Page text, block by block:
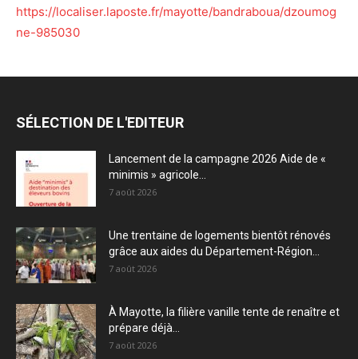
https://localiser.laposte.fr/mayotte/bandraboua/dzoumog
ne-985030
SÉLECTION DE L'EDITEUR
Lancement de la campagne 2026 Aide de «
minimis » agricole...
7 août 2026
Une trentaine de logements bientôt rénovés
grâce aux aides du Département-Région...
7 août 2026
À Mayotte, la filière vanille tente de renaître et
prépare déjà...
7 août 2026